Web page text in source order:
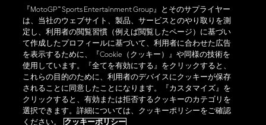
購入ポリシー
オフィシャルアプリ
© 2026 MotoGP Sports Entertainment Group. 全著作権所有。全ての
『MotoGP™ Sports Entertainment Group』とそのサプライヤー
は、当社のウェブサイト、製品、サービスとのやり取りを測
定し、利用者の閲覧習慣（例えば閲覧したページ）に基づい
て作成したプロフィールに基づいて、利用者に合わせた広告
を表示するために、『Cookie（クッキー）』や同様の技術を
使用しています。『全てを有効にする』をクリックすると、
これらの目的のために、利用者のデバイスにクッキーが保存
されることに同意したことになります。『カスタマイズ』を
クリックすると、有効または拒否するクッキーのカテゴリを
選択できます。詳細については、クッキーポリシーをご確認
ください。
クッキーポリシー